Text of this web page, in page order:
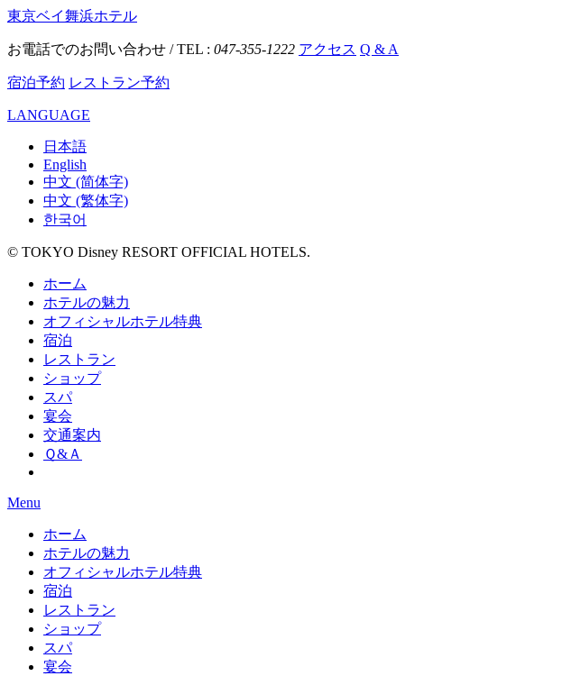
東京ベイ舞浜ホテル
お電話でのお問い合わせ / TEL : 047-355-1222 アクセス Q & A
宿泊予約 レストラン予約
LANGUAGE
日本語
English
中文 (简体字)
中文 (繁体字)
한국어
© TOKYO Disney RESORT OFFICIAL HOTELS.
ホーム
ホテルの魅力
オフィシャルホテル特典
宿泊
レストラン
ショップ
スパ
宴会
交通案内
Ｑ&Ａ
Menu
ホーム
ホテルの魅力
オフィシャルホテル特典
宿泊
レストラン
ショップ
スパ
宴会